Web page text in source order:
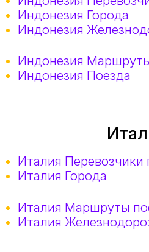
Индонезия Города
Индонезия
Индонезия
Индонезия Поезда
Италия Перевозчики
Италия Города
Италия Маршруты
Италия